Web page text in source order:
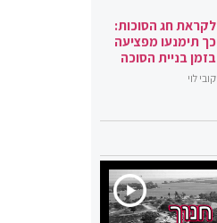
לקראת חג הסוכות:
כך תימנעו מפציעה
בזמן בניית הסוכה
קובי לוי